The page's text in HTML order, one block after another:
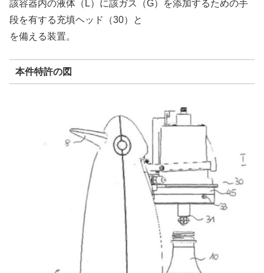
該容器内の液体（L）に該ガス（G）を添加するための手
段を有する充填ヘッド（30）と
を備える装置。
本件特許の図